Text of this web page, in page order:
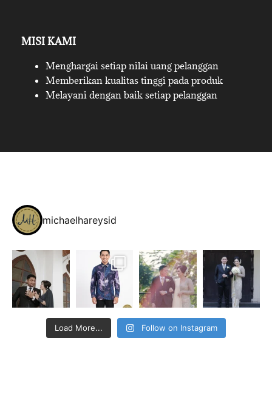
MISI KAMI
Menghargai setiap nilai uang pelanggan
Memberikan kualitas tinggi pada produk
Melayani dengan baik setiap pelanggan
michaelhareysid
Load More... Follow on Instagram